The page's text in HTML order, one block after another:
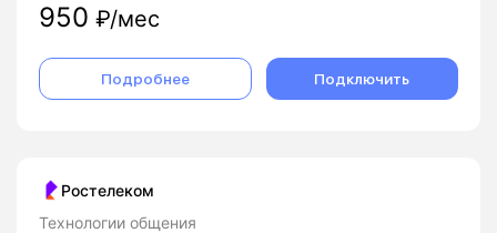
950 ₽/мес
Подробнее Подключить
Ростелеком
Технологии общения